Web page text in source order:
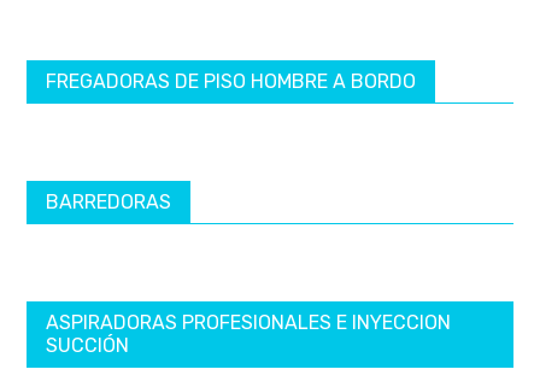
FREGADORAS DE PISO HOMBRE A BORDO
BARREDORAS
ASPIRADORAS PROFESIONALES E INYECCION
SUCCIÓN